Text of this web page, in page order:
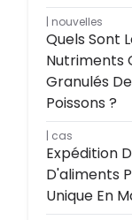
nouvelles
Quels Sont
Nutriments
Granulés
Poissons ?
cas
Expédition
D'aliments
Unique En